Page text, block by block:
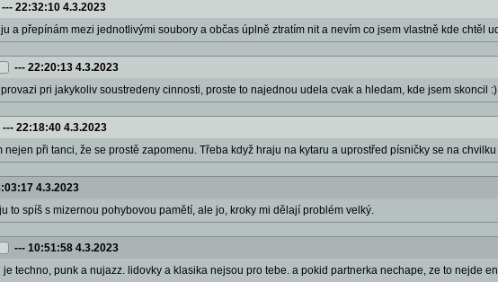
--- 22:32:10 4.3.2023
a přepínám mezi jednotlivými soubory a občas úplně ztratím nit a nevím co jsem vlastně kde chtěl
--- 22:20:13 4.3.2023
provazi pri jakykoliv soustredeny cinnosti, proste to najednou udela cvak a hledam, kde jsem skoncil :)
--- 22:18:40 4.3.2023
nejen při tanci, že se prostě zapomenu. Třeba když hraju na kytaru a uprostřed písničky se na
4.3.2023
to spíš s mizernou pohybovou pamětí, ale jo, kroky mi dělají problém velký.
--- 10:51:58 4.3.2023
je techno, punk a nujazz. lidovky a klasika nejsou pro tebe. a pokid partnerka nechape, ze to nejde